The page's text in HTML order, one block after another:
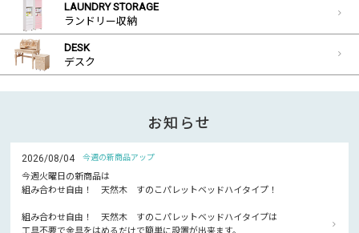
LAUNDRY STORAGE
ランドリー収納
DESK
デスク
お知らせ
2026/08/04 今週の新商品アップ
今週火曜日の新商品は
組み合わせ自由！ 天然木 すのこパレットベッドハイタイプ！
組み合わせ自由！ 天然木 すのこパレットベッドハイタイプは